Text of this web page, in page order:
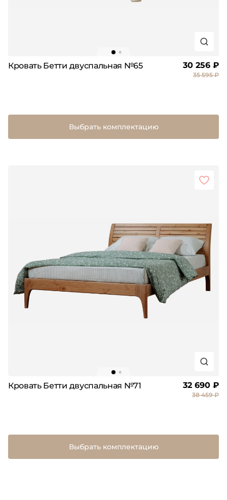
Кровать Бетти двуспальная №65 30 256 ₽
35 595 ₽
Выбрать комплектацию
Кровать Бетти двуспальная №71 32 690 ₽
38 459 ₽
Выбрать комплектацию